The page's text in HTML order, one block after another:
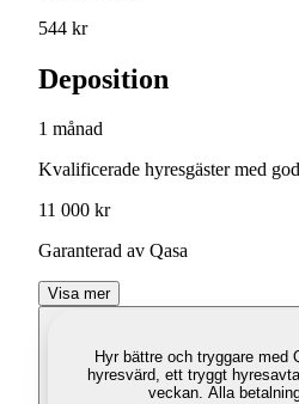
544 kr
Deposition
1 månad
Kvalificerade hyresgäster med
11 000 kr
Garanterad av Qasa
Visa mer
Hyr bättre och tryggare med
hyresvärd, ett tryggt
veckan. Alla